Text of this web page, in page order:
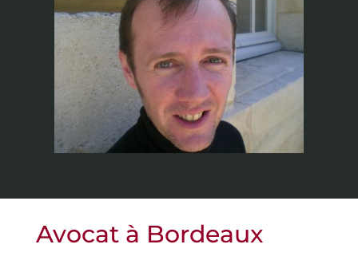
Avocat à Bordeaux